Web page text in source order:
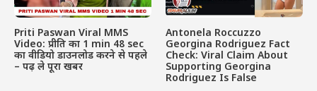
Priti Paswan Viral MMS
Video: प्रीति का 1 min 48 sec
का वीडियो डाउनलोड करने से पहले
– पढ़ ले पूरा खबर
Antonela Roccuzzo
Georgina Rodriguez Fact
Check: Viral Claim About
Supporting Georgina
Rodriguez Is False